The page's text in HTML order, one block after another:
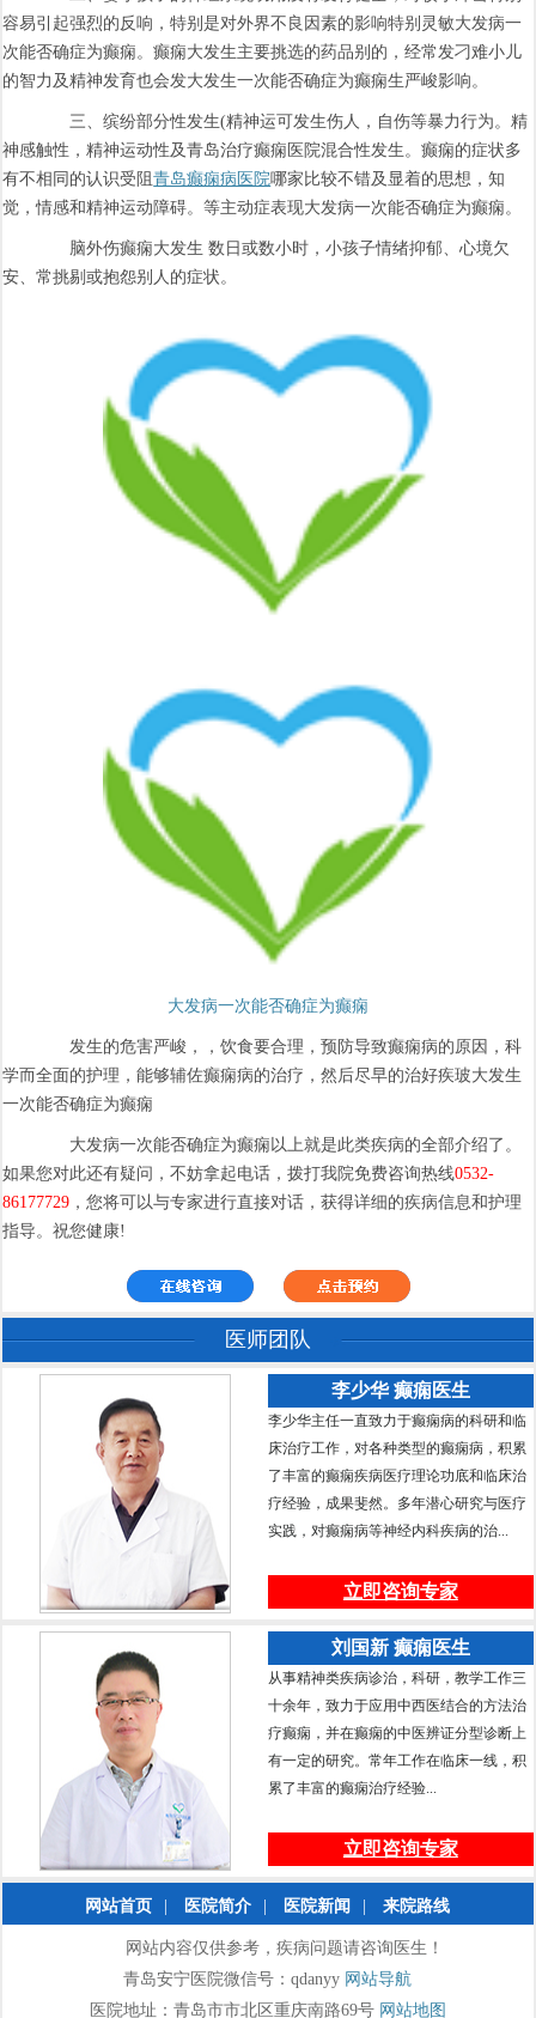
容易引起强烈的反响，特别是对外界不良因素的影响特别灵敏大发病一
次能否确症为癫痫。癫痫大发生主要挑选的药品别的，经常发刁难小儿
的智力及精神发育也会发大发生一次能否确症为癫痫生严峻影响。
三、缤纷部分性发生(精神运可发生伤人，自伤等暴力行为。精
神感触性，精神运动性及青岛治疗癫痫医院混合性发生。癫痫的症状多
有不相同的认识受阻青岛癫痫病医院哪家比较不错及显着的思想，知
觉，情感和精神运动障碍。等主动症表现大发病一次能否确症为癫痫。
脑外伤癫痫大发生 数日或数小时，小孩子情绪抑郁、心境欠
安、常挑剔或抱怨别人的症状。
大发病一次能否确症为癫痫
发生的危害严峻，，饮食要合理，预防导致癫痫病的原因，科
学而全面的护理，能够辅佐癫痫病的治疗，然后尽早的治好疾玻大发生
一次能否确症为癫痫
大发病一次能否确症为癫痫以上就是此类疾病的全部介绍了。
如果您对此还有疑问，不妨拿起电话，拨打我院免费咨询热线0532-
86177729 ，您将可以与专家进行直接对话，获得详细的疾病信息和护理
指导。祝您健康!
医师团队
李少华 癫痫医生
李少华主任一直致力于癫痫病的科研和临
床治疗工作，对各种类型的癫痫病，积累
了丰富的癫痫疾病医疗理论功底和临床治
疗经验，成果斐然。多年潜心研究与医疗
实践，对癫痫病等神经内科疾病的治...
立即咨询专家
刘国新 癫痫医生
从事精神类疾病诊治，科研，教学工作三
十余年，致力于应用中西医结合的方法治
疗癫痫，并在癫痫的中医辨证分型诊断上
有一定的研究。常年工作在临床一线，积
累了丰富的癫痫治疗经验...
立即咨询专家
网站首页 医院简介 医院新闻 来院路线
网站内容仅供参考，疾病问题请咨询医生！
青岛安宁医院微信号：qdanyy 网站导航
医院地址：青岛市市北区重庆南路69号 网站地图